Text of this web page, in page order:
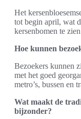
Het
tot begin april, wat
kersenbomen te
Hoe kunnen
Bezoekers kunnen
met het goed
metro’s, bussen en
Wat maakt de
bijzonder?